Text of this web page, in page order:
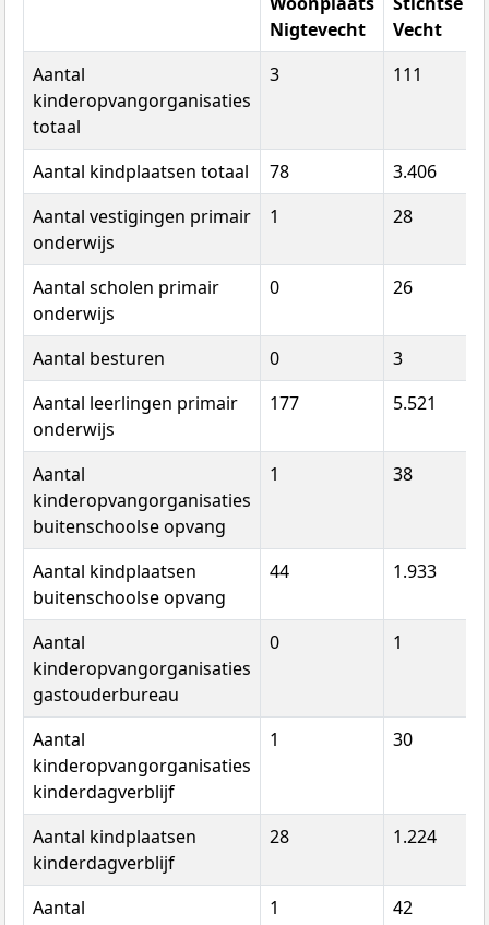
Nigtevecht
Vecht
Aantal
kinderopvangorganisaties
totaal
3 111
Aantal kindplaatsen totaal 78
3.406
Aantal vestigingen primair
onderwijs
1 28
Aantal scholen primair
onderwijs
0 26
Aantal besturen 0
3
Aantal leerlingen primair
onderwijs
177 5.521
Aantal
kinderopvangorganisaties
buitenschoolse opvang
1 38
Aantal kindplaatsen
buitenschoolse opvang
44 1.933
Aantal
kinderopvangorganisaties
gastouderbureau
0 1
Aantal
kinderopvangorganisaties
kinderdagverblijf
1 30
Aantal kindplaatsen
kinderdagverblijf
28 1.224
Aantal
1 42